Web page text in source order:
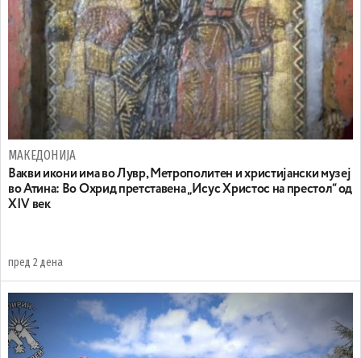
МАКЕДОНИЈА
Вакви икони има во Лувр, Метрополитен и христијански музеј
во Атина: Во Охрид претставена „Исус Христос на престол“ од
XIV век
пред 2 дена